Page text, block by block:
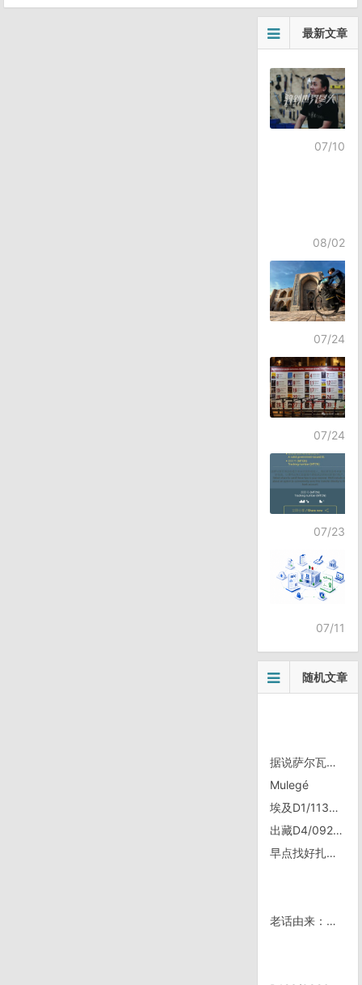
最新文章
07/10
08/02
07/24
07/24
07/23
07/11
随机文章
据说萨尔瓦多only用美元
Mulegé
埃及D1/1130，入境
出藏D4/0927，曲松到加查32道班
早点找好扎营点，就可以安心的看下落的阳光了｜照片故事
老话由来：正月里剃头死舅舅